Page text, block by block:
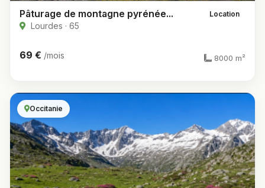
Pâturage de montagne pyrénée... Location
Lourdes · 65
69 € /mois 8000 m²
Occitanie